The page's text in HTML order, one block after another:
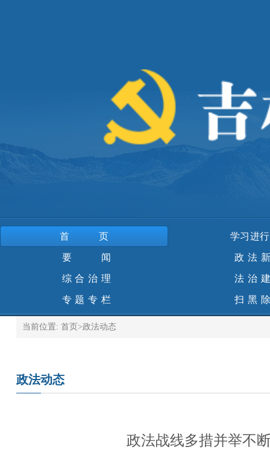
首页 学习进
要 闻 政法
综合治理 法治
专题专栏 扫黑
当前位置: 首页 >政法动态
政法动态
政法战线多措并举不